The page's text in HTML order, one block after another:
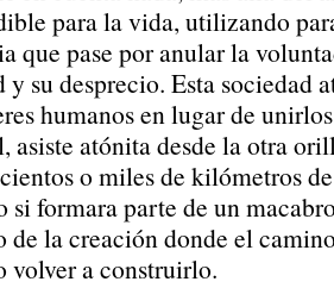
para la vida, utilizando
que pase por anular la
su desprecio. Esta sociedad
humanos en lugar de
asiste atónita desde la otra
o miles de kilómetros
formara parte de un
de la creación donde el
volver a construirlo.